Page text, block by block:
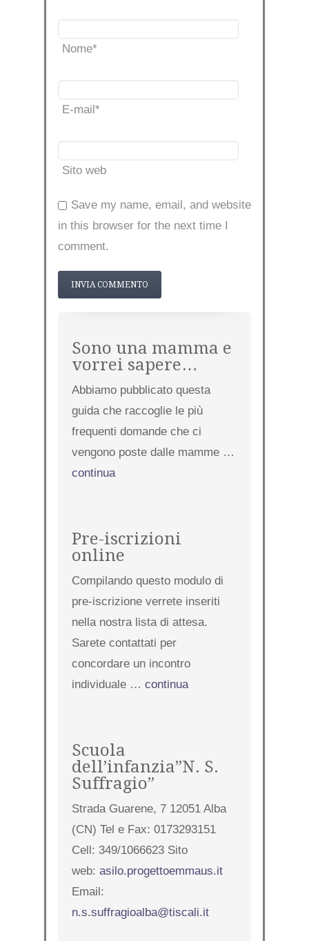
Nome*
E-mail*
Sito web
Save my name, email, and website
in this browser for the next time I
comment.
Sono una mamma e
vorrei sapere…
Abbiamo pubblicato questa
guida che raccoglie le più
frequenti domande che ci
vengono poste dalle mamme …
continua
Pre-iscrizioni
online
Compilando questo modulo di
pre-iscrizione verrete inseriti
nella nostra lista di attesa.
Sarete contattati per
concordare un incontro
individuale … continua
Scuola
dell’infanzia”N. S.
Suffragio”
Strada Guarene, 7 12051 Alba
(CN) Tel e Fax: 0173293151
Cell: 349/1066623 Sito
web: asilo.progettoemmaus.it
Email:
n.s.suffragioalba@tiscali.it